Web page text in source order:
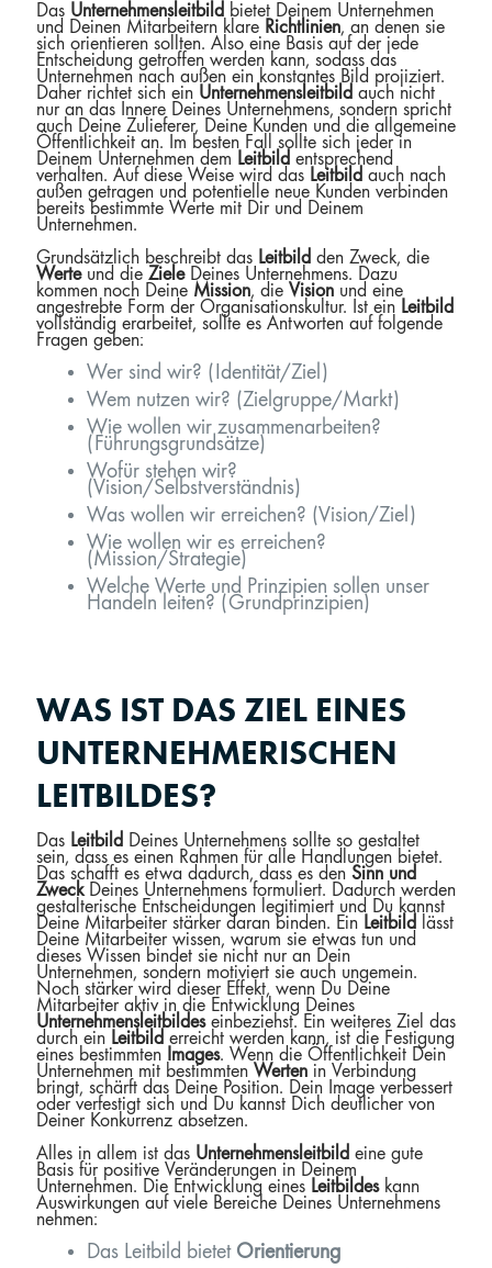
Das Unternehmensleitbild bietet Deinem Unternehmen
und Deinen Mitarbeitern klare Richtlinien, an denen sie
sich orientieren sollten. Also eine Basis auf der jede
Entscheidung getroffen werden kann, sodass das
Unternehmen nach außen ein konstantes Bild projiziert.
Daher richtet sich ein Unternehmensleitbild auch nicht
nur an das Innere Deines Unternehmens, sondern spricht
auch Deine Zulieferer, Deine Kunden und die allgemeine
Öffentlichkeit an. Im besten Fall sollte sich jeder in
Deinem Unternehmen dem Leitbild entsprechend
verhalten. Auf diese Weise wird das Leitbild auch nach
außen getragen und potentielle neue Kunden verbinden
bereits bestimmte Werte mit Dir und Deinem
Unternehmen.
Grundsätzlich beschreibt das Leitbild den Zweck, die
Werteund die ZieleDeines Unternehmens. Dazu
kommen noch Deine Mission, die Vision und eine
angestrebte Form der Organisationskultur. Ist ein Leitbild
vollständig erarbeitet, sollte es Antworten auf folgende
Fragen geben:
Wer sind wir? (Identität/Ziel)
Wem nutzen wir? (Zielgruppe/Markt)
Wie wollen wir zusammenarbeiten?
(Führungsgrundsätze)
Wofür stehen wir?
(Vision/Selbstverständnis)
Was wollen wir erreichen? (Vision/Ziel)
Wie wollen wir es erreichen?
(Mission/Strategie)
Welche Werte und Prinzipien sollen unser
Handeln leiten? (Grundprinzipien)
WAS IST DAS ZIEL EINES
UNTERNEHMERISCHEN
LEITBILDES?
Das Leitbild Deines Unternehmens sollte so gestaltet
sein, dass es einen Rahmen für alle Handlungen bietet.
Das schafft es etwa dadurch, dass es den Sinn und
ZweckDeines Unternehmens formuliert. Dadurch werden
gestalterische Entscheidungen legitimiert und Du kannst
Deine Mitarbeiter stärker daran binden. Ein Leitbild
lässt
Deine Mitarbeiter wissen, warum sie etwas tun und
dieses Wissen bindet sie nicht nur an Dein
Unternehmen, sondern motiviert sie auch ungemein.
Noch stärker wird dieser Effekt, wenn Du Deine
Mitarbeiter aktiv in die Entwicklung Deines
Unternehmensleitbildeseinbeziehst. Ein weiteres Ziel das
durch ein Leitbild erreicht werden kann, ist die Festigung
eines bestimmten Images. Wenn die Öffentlichkeit Dein
Unternehmen mit bestimmten Werten in Verbindung
bringt, schärft das Deine Position. Dein Image verbessert
oder verfestigt sich und Du kannst Dich deutlicher von
Deiner Konkurrenz absetzen.
Alles in allem ist das Unternehmensleitbild eine gute
Basis für positive Veränderungen in Deinem
Unternehmen. Die Entwicklung eines Leitbildeskann
Auswirkungen auf viele Bereiche Deines Unternehmens
nehmen:
Das Leitbild bietet Orientierung